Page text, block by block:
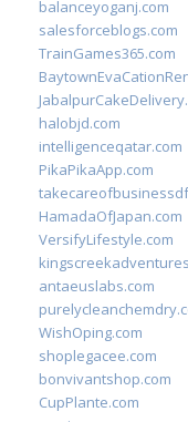
balanceyoganj.com
salesforceblogs.com
TrainGames365.com
halobjd.com
intelligenceqatar.com
PikaPikaApp.com
HamadaOfJapan.com
VersifyLifestyle.com
antaeuslabs.com
WishOping.com
shoplegacee.com
bonvivantshop.com
CupPlante.com